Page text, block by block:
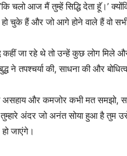
चलो आज मैं तुम्हें सिद्धि देता हॅू।’
हो चुके हैं और जो आगे होने वाले हैं वो
कहीं जा रहे थे तो उन्हें कुछ लोग मिले
ने तपश्चर्या की, साधना की और
और कमजोर कभी मत समझो,
तुम्हारे अंदर जो अनंत सोया हुआ है तुम
जाएंगे।